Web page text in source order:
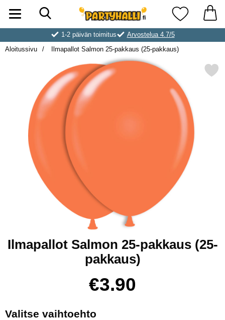
Ostoskori laajennettu Partyhallen AB
Suosikkini
1-2 päivän toimitus
Arvostelua 4.7/5
Aloitussivu
Ilmapallot Salmon 25-pakkaus (25-pakkaus)
Merkitse ilmapallot Salmon 25-
Ilmapallot Salmon 25-pakkaus (25-
pakkaus)
hinta
€3.90
Valitse vaihtoehto